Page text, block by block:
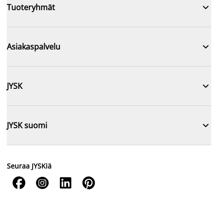
Tuoteryhmät 
Asiakaspalvelu 
JYSK 
JYSK suomi 
Seuraa JYSKiä
   